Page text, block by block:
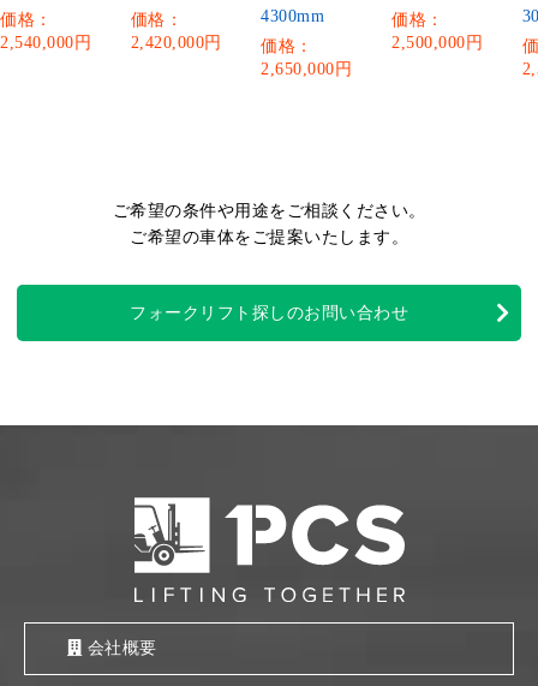
価格：
2,540,000円
価格：
2,420,000円
4300mm
価格：
2,650,000円
価格：
2,500,000円
ご希望の条件や用途をご相談ください。
ご希望の車体をご提案いたします。
フォークリフト探しのお問い合わせ
会社概要